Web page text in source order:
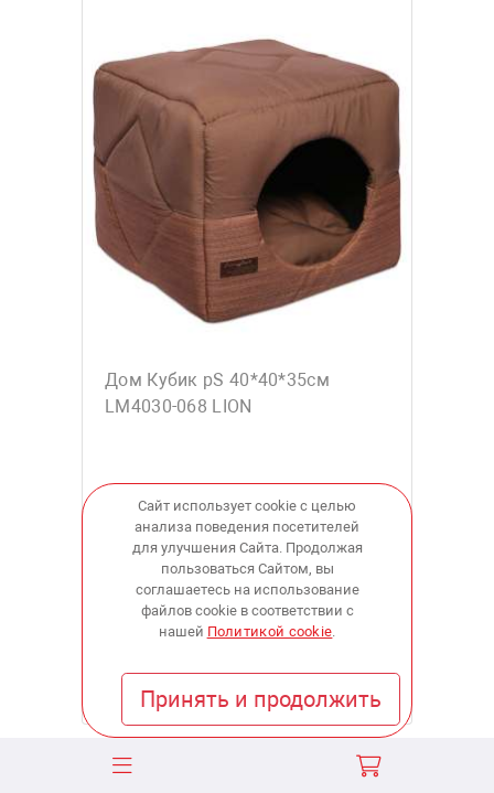
Дом Кубик рS 40*40*35см
LM4030-068 LION
3 377
купить
В наличии:
в 3 магазинах
Сайт использует cookie с целью
анализа поведения посетителей
для улучшения Сайта. Продолжая
пользоваться Сайтом, вы
соглашаетесь на использование
файлов cookie в соответствии с
нашей Политикой cookie.
Принять и продолжить